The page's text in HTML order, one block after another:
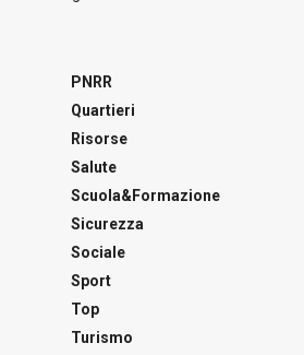
PNRR
Quartieri
Risorse
Salute
Scuola&Formazione
Sicurezza
Sociale
Sport
Top
Turismo